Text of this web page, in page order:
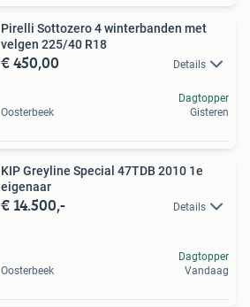
Pirelli Sottozero 4 winterbanden met
velgen 225/40 R18
€ 450,00 Details
Oosterbeek
Dagtopper
Gisteren
KIP Greyline Special 47TDB 2010 1e
eigenaar
€ 14.500,- Details
Oosterbeek
Dagtopper
Vandaag